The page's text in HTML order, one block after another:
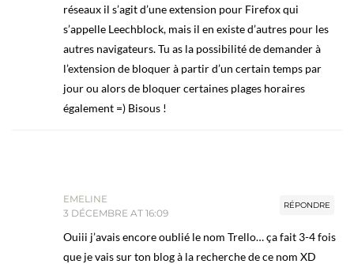
réseaux il s’agit d’une extension pour Firefox qui
s’appelle Leechblock, mais il en existe d’autres pour les
autres navigateurs. Tu as la possibilité de demander à
l’extension de bloquer à partir d’un certain temps par
jour ou alors de bloquer certaines plages horaires
également =) Bisous !
RÉPONDRE
EMELINE
3 DÉCEMBRE AT 16:09
Ouiii j’avais encore oublié le nom Trello… ça fait 3-4 fois
que je vais sur ton blog à la recherche de ce nom XD